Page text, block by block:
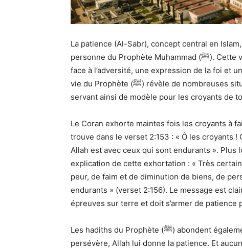
La patience (Al-Sabr), concept central en
personne du Prophète Muhammad (ﷺ). Cette vertu, loin d’être passive, est une réaction active
face à l’adversité, une expression de la foi et
vie du Prophète (ﷺ) révèle de nombreuses situations où il a manifesté une patience exemplaire,
servant ainsi de modèle pour les croyants de
Le Coran exhorte maintes fois les croyants à
trouve dans le verset 2:153 : « Ô les croyants !
Allah est avec ceux qui sont endurants ».
explication de cette exhortation : « Très
peur, de faim et de diminution de biens, de
endurants » (verset 2:156). Le message est
épreuves sur terre et doit s’armer de
Les hadiths du Prophète (ﷺ) abondent également d’exhortations à la patience. Il a dit : « Celui qui
persévère, Allah lui donne la patience. Et